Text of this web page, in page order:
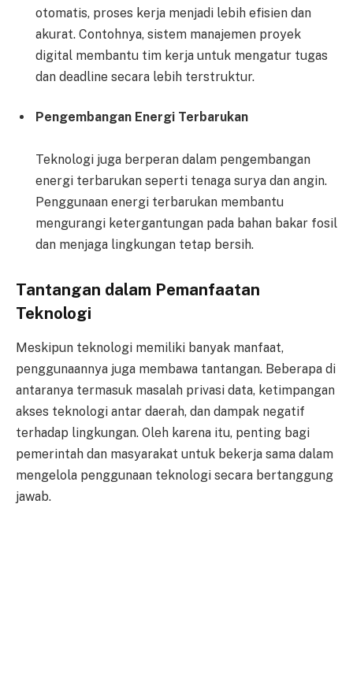
otomatis, proses kerja menjadi lebih efisien dan
akurat. Contohnya, sistem manajemen proyek
digital membantu tim kerja untuk mengatur tugas
dan deadline secara lebih terstruktur.
Pengembangan Energi Terbarukan
Teknologi juga berperan dalam pengembangan
energi terbarukan seperti tenaga surya dan angin.
Penggunaan energi terbarukan membantu
mengurangi ketergantungan pada bahan bakar fosil
dan menjaga lingkungan tetap bersih.
Tantangan dalam Pemanfaatan
Teknologi
Meskipun teknologi memiliki banyak manfaat,
penggunaannya juga membawa tantangan. Beberapa di
antaranya termasuk masalah privasi data, ketimpangan
akses teknologi antar daerah, dan dampak negatif
terhadap lingkungan. Oleh karena itu, penting bagi
pemerintah dan masyarakat untuk bekerja sama dalam
mengelola penggunaan teknologi secara bertanggung
jawab.